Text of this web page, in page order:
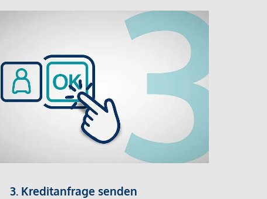
3. Kreditanfrage senden